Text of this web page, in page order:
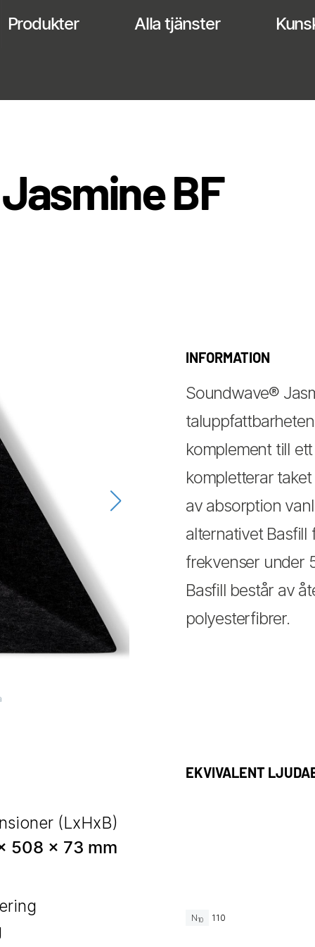
Produkter Alla tjänster
BF
INFORMATION
Soundwave®
komplement till
kompletterar
av absorption
alternativet
frekvenser under
Basfill består av
polyesterfibrer.
(LxHxB)
508 x 73 mm
EKVIVALENT
N10 110